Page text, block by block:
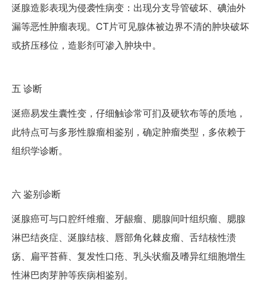
涎腺造影表现为侵袭性病变：出现分支导管破坏、碘油外
漏等恶性肿瘤表现。CT片可见腺体被边界不清的肿块破坏
或挤压移位，造影剂可渗入肿块中。
五 诊断
涎癌易发生囊性变，仔细触诊常可扪及硬软布等的质地，
此特点可与多形性腺瘤相鉴别，确定肿瘤类型，多依赖于
组织学诊断。
六鉴别诊断
涎腺癌可与口腔纤维瘤、牙龈瘤、腮腺间叶组织瘤、腮腺
淋巴结炎症、涎腺结核、唇部角化棘皮瘤、舌结核性溃
疡、扁平苔藓、复发性口疮、乳头状瘤及嗜异红细胞增生
性淋巴肉芽肿等疾病相鉴别。